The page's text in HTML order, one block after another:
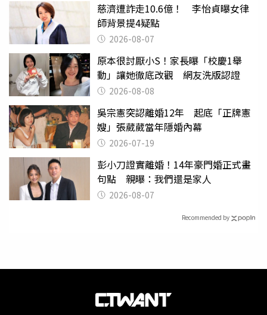
慈濟遭詐走10.6億！ 李怡貞曝女律
師背景提4疑點
2026-08-07
原本很討厭小S！家長曝「校慶1舉
動」讓她徹底改觀 網友洗版認證
2026-08-08
吳宗憲突認離婚12年 起底「正牌憲
嫂」張葳葳當年隱婚內幕
2026-07-19
彭小刀證實離婚！14年豪門婚正式畫
句點 親曝：我們還是家人
2026-08-07
Recommended by